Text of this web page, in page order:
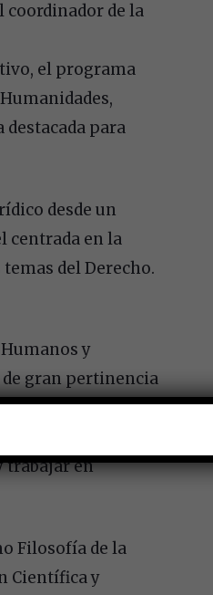
coordinador de la
el programa
para
desde un
centrada en la
del Derecho.
y
de gran pertinencia
perspectiva
becas otorgadas
trabajar en
Filosofía de la
Científica y